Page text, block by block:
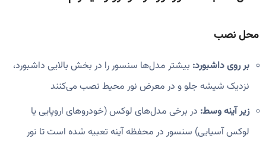
محل نصب
بر روی داشبورد: بیشتر مدل‌ها سنسور را در بخش بالایی داشبورد،
نزدیک شیشه جلو و در معرض نور محیط نصب می‌کنند
زیر آینه وسط: در برخی مدل‌های لوکس (خودروهای اروپایی یا
لوکس آسیایی) سنسور در محفظه آینه تعبیه شده است تا نور